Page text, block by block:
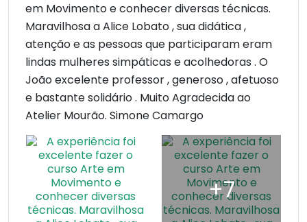
em Movimento e conhecer diversas técnicas.
Maravilhosa a Alice Lobato , sua didática ,
atenção e as pessoas que participaram eram
lindas mulheres simpáticas e acolhedoras . O
João excelente professor , generoso , afetuoso
e bastante solidário . Muito Agradecida ao
Atelier Mourão. Simone Camargo